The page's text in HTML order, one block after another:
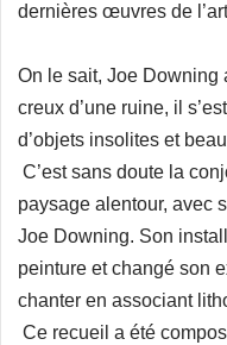
dernières œuvres de
On le sait, Joe Downing
creux d’une ruine, il
d’objets insolites et
C’est sans doute la
paysage alentour, avec
Joe Downing. Son
peinture et changé son
chanter en associant
Ce recueil a été